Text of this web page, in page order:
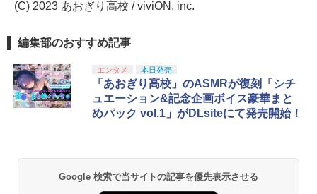
(C) 2023 あおぎり高校 / viviON, inc.
編集部のおすすめ記事
エンタメ 本日発売
「あおぎり高校」のASMRが復刻「シチ
ュエーション&記念企画ボイス豪華まと
めパック vol.1」がDLsiteにて発売開始！
Google 検索で当サイトの記事を優先表示させる